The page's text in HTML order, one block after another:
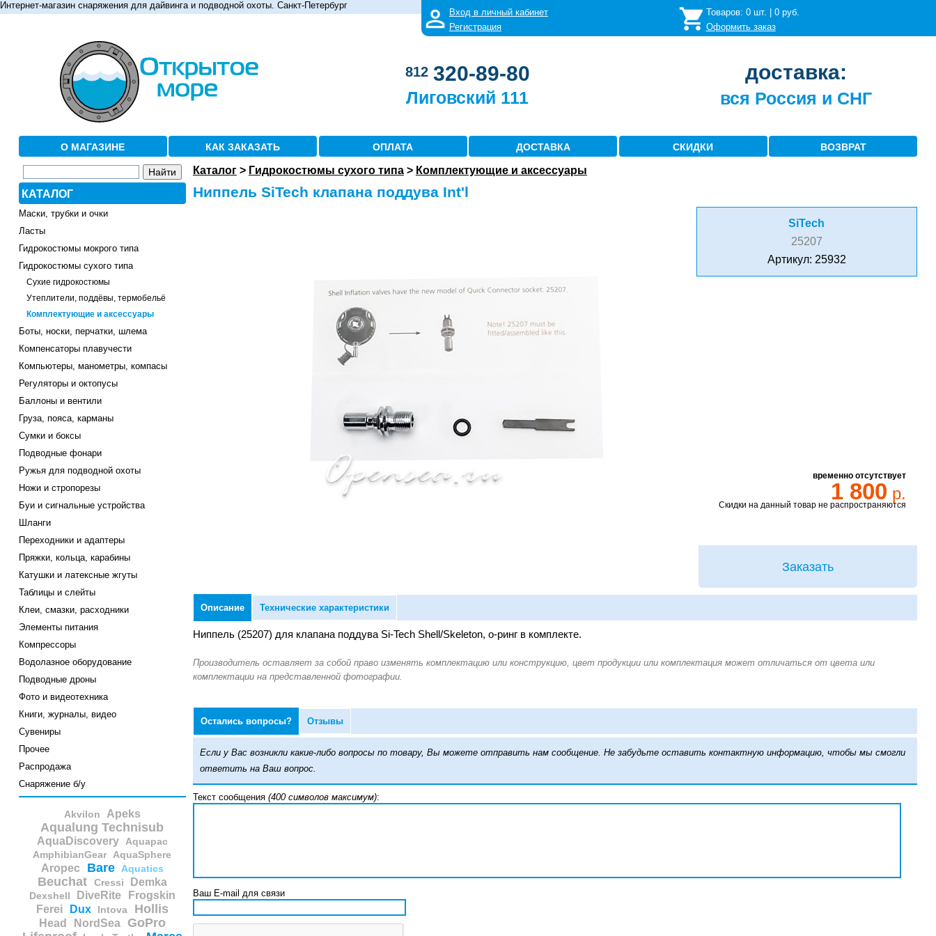
Интернет-магазин снаряжения для дайвинга и подводной охоты. Санкт-Петербург
Вход в личный кабинет
Регистрация
Товаров: 0шт. | 0руб.
Оформить заказ
812 320-89-80
Лиговский 111
доставка:
вся Россия и СНГ
О МАГАЗИНЕ КАК ЗАКАЗАТЬ ОПЛАТА ДОСТАВКА СКИДКИ ВОЗВРАТ
КАТАЛОГ
Маски, трубки и очки
Ласты
Гидрокостюмы мокрого типа
Гидрокостюмы сухого типа
Сухие гидрокостюмы
Утеплители, поддёвы, термобельё
Комплектующие и аксессуары
Боты, носки, перчатки, шлема
Компенсаторы плавучести
Компьютеры, манометры, компасы
Регуляторы и октопусы
Баллоны и вентили
Груза, пояса, карманы
Сумки и боксы
Подводные фонари
Ружья для подводной охоты
Ножи и стропорезы
Буи и сигнальные устройства
Шланги
Переходники и адаптеры
Пряжки, кольца, карабины
Катушки и латексные жгуты
Таблицы и слейты
Клеи, смазки, расходники
Элементы питания
Компрессоры
Водолазное оборудование
Подводные дроны
Фото и видеотехника
Книги, журналы, видео
Сувениры
Прочее
Распродажа
Снаряжение б/у
Akvilon Apeks
Aqualung Technisub
AquaDiscovery Aquapac
AmphibianGear AquaSphere
Aropec Bare Aquatics
Beuchat Cressi Demka
Dexshell DiveRite
Frogskin
Ferei
Dux Intova Hollis
Head NordSea
GoPro
Каталог> Гидрокостюмы сухого типа> Комплектующие и аксессуары
Ниппель SiTech клапана поддува Int'l
SiTech
25207
Артикул: 25932
временно отсутствует
1 800 р.
Скидки на данный товар не распространяются
Заказать
Описание Технические характеристики
Ниппель (25207) для клапана поддува Si-Tech Shell/Skeleton, о-ринг в комплекте.
Остались вопросы? Отзывы
Если у Вас возникли какие-либо вопросы по товару, Вы можете отправить нам сообщение. Не забудьте оставить контактную информацию, чтобы мы смогли
ответить на Ваш вопрос.
Текст сообщения (400 символов максимум):
Ваш E-mail для связи